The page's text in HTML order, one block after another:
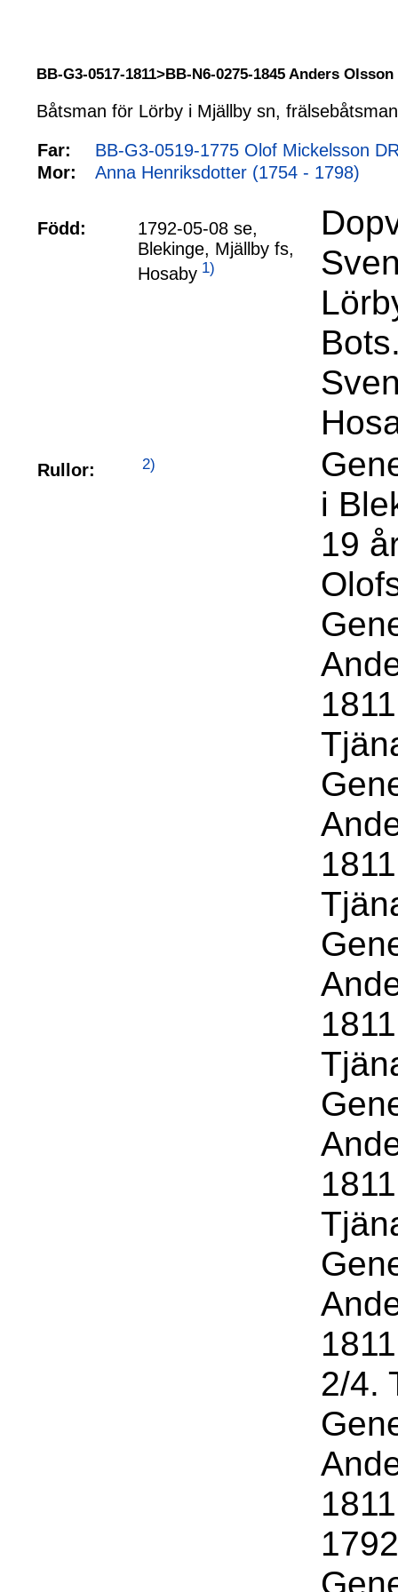
BB-G3-0517-1811>BB-N6-0275-1845 Anders Olsson
Båtsman för Lörby i Mjällby sn,
Far:
BB-G3-0519-1775 Olof Mickelsson
Mor:
Anna Henriksdotter (1754 - 1798)
Född:
1792-05-08 se,
Blekinge, Mjällby fs,
Hosaby 1)
Rullor: 2)
i
19
2/4.